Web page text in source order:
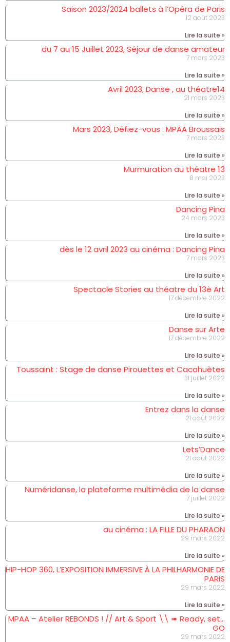
Saison 2023/2024 ballets à l’Opéra de Paris
12 août 2023
Lire la suite »
du 7 au 15 Juillet 2023, Séjour de danse amateur
7 mars 2023
Lire la suite »
Avril 2023, Danse , au théatre14
21 mars 2023
Lire la suite »
Mars 2023, Défiez-vous : MPAA Broussais
7 mars 2023
Lire la suite »
Murmuration au théatre 13
8 mai 2023
Lire la suite »
Dancing Pina
24 mars 2023
Lire la suite »
dès le 12 avril 2023 au cinéma : Dancing Pina
7 mars 2023
Lire la suite »
Spectacle Stories au théatre du 13è Art
17 décembre 2022
Lire la suite »
Danse sur Arte
17 décembre 2022
Lire la suite »
Toussaint : Stage de danse Pirouettes et Cacahuètes
31 juillet 2022
Lire la suite »
Entrez dans la danse
21 août 2022
Lire la suite »
Lets’Dance
21 août 2022
Lire la suite »
Numéridanse, la plateforme multimédia de la danse
7 juillet 2022
Lire la suite »
au cinéma : LA FILLE DU PHARAON
29 mars 2022
Lire la suite »
HIP-HOP 360, L’EXPOSITION IMMERSIVE À LA PHILHARMONIE DE
PARIS
29 mars 2022
Lire la suite »
MPAA – Atelier REBONDS ! // Art & Sport \\ ➠ Ready, set…
GO
29 mars 2022